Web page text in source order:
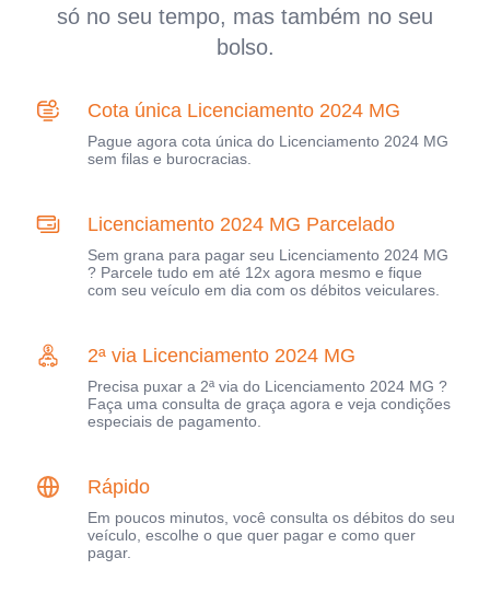
só no seu tempo, mas também no seu
bolso.
Cota única Licenciamento 2024 MG
Pague agora cota única do Licenciamento 2024 MG
sem filas e burocracias.
Licenciamento 2024 MG Parcelado
Sem grana para pagar seu Licenciamento 2024 MG
? Parcele tudo em até 12x agora mesmo e fique
com seu veículo em dia com os débitos veiculares.
2ª via Licenciamento 2024 MG
Precisa puxar a 2ª via do Licenciamento 2024 MG ?
Faça uma consulta de graça agora e veja condições
especiais de pagamento.
Rápido
Em poucos minutos, você consulta os débitos do seu
veículo, escolhe o que quer pagar e como quer
pagar.